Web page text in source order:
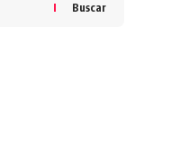
Buscar